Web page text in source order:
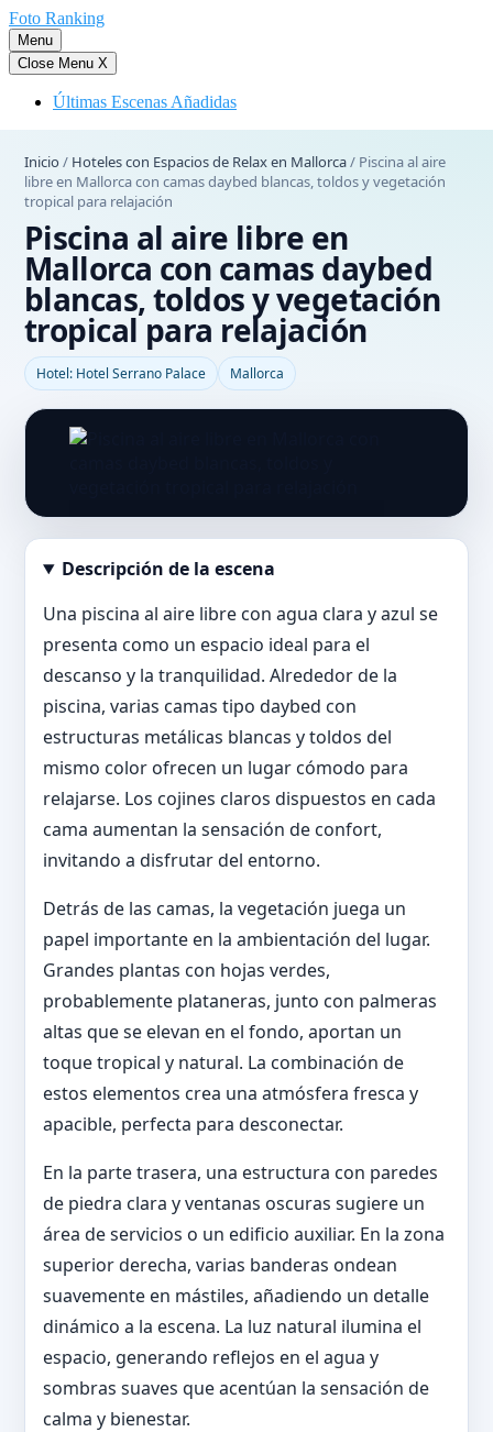
Saltar
al
contenido
Foto Ranking
Menu
Close Menu X
Últimas Escenas Añadidas
Inicio / Hoteles con Espacios de Relax en Mallorca/ Piscina al aire
libre en Mallorca con camas daybed blancas, toldos y vegetación
tropical para relajación
Piscina al aire libre en
Mallorca con camas daybed
blancas, toldos y vegetación
tropical para relajación
Hotel: Hotel Serrano Palace Mallorca
Abrir imagen en tamaño completo
Descripción de la escena
Una piscina al aire libre con agua clara y azul se
presenta como un espacio ideal para el
descanso y la tranquilidad. Alrededor de la
piscina, varias camas tipo daybed con
estructuras metálicas blancas y toldos del
mismo color ofrecen un lugar cómodo para
relajarse. Los cojines claros dispuestos en cada
cama aumentan la sensación de confort,
invitando a disfrutar del entorno.
Detrás de las camas, la vegetación juega un
papel importante en la ambientación del lugar.
Grandes plantas con hojas verdes,
probablemente plataneras, junto con palmeras
altas que se elevan en el fondo, aportan un
toque tropical y natural. La combinación de
estos elementos crea una atmósfera fresca y
apacible, perfecta para desconectar.
En la parte trasera, una estructura con paredes
de piedra clara y ventanas oscuras sugiere un
área de servicios o un edificio auxiliar. En la zona
superior derecha, varias banderas ondean
suavemente en mástiles, añadiendo un detalle
dinámico a la escena. La luz natural ilumina el
espacio, generando reflejos en el agua y
sombras suaves que acentúan la sensación de
calma y bienestar.